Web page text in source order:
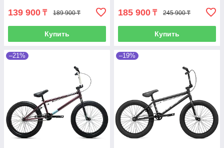
139 900 ₸ 189 900 ₸
Купить
185 900 ₸ 245 900 ₸
Купить
–21% –19%